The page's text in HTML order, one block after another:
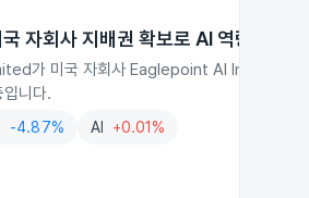
자회사 지배권 확보로 AI 역량 강화
가 미국 자회사 Eaglepoint AI Inc.를 51%
니다.
-4.87% AI +0.01%